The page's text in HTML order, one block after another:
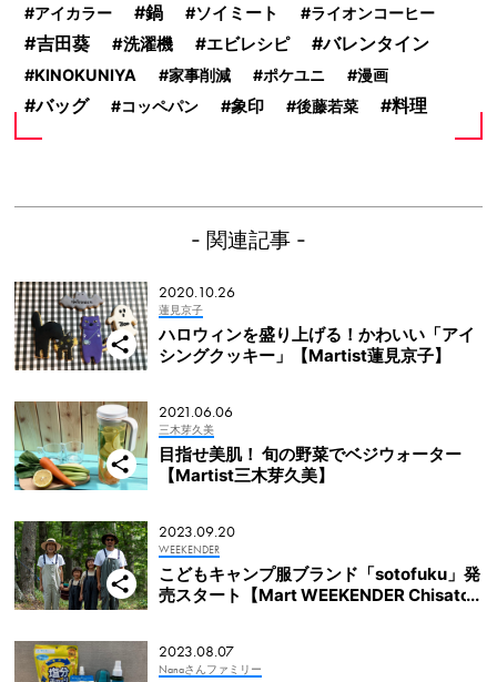
アイカラー 鍋 ソイミート ライオンコーヒー
吉田葵 洗濯機 エビレシピ バレンタイン
KINOKUNIYA 家事削減 ポケユニ 漫画
バッグ コッペパン 象印 後藤若菜 料理
- 関連記事 -
2020.10.26
蓮見京子
ハロウィンを盛り上げる！かわいい「アイ
シングクッキー」【Martist蓮見京子】
2021.06.06
三木芽久美
目指せ美肌！ 旬の野菜でベジウォーター
【Martist三木芽久美】
2023.09.20
WEEKENDER
こどもキャンプ服ブランド「sotofuku」発
売スタート【Mart WEEKENDER Chisato
2023.08.07
Nanaさんファミリー